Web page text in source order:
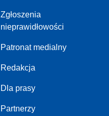
Zgłoszenia
nieprawidłowości
Patronat medialny
Redakcja
Dla prasy
Partnerzy